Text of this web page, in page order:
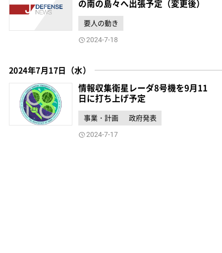
の南の島々へ出張予定（変更後）
要人の動き
2024-7-18
2024年7月17日（水）
情報収集衛星レーダ8号機を9月11
日に打ち上げ予定
事業・計画 政府発表
2024-7-17